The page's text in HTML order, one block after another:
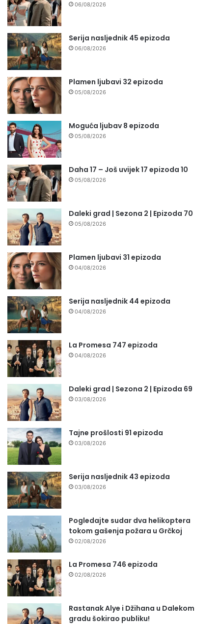
06/08/2026
Serija nasljednik 45 epizoda
06/08/2026
Plamen ljubavi 32 epizoda
05/08/2026
Moguća ljubav 8 epizoda
05/08/2026
Daha 17 – Još uvijek 17 epizoda 10
05/08/2026
Daleki grad | Sezona 2 | Epizoda 70
05/08/2026
Plamen ljubavi 31 epizoda
04/08/2026
Serija nasljednik 44 epizoda
04/08/2026
La Promesa 747 epizoda
04/08/2026
Daleki grad | Sezona 2 | Epizoda 69
03/08/2026
Tajne prošlosti 91 epizoda
03/08/2026
Serija nasljednik 43 epizoda
03/08/2026
Pogledajte sudar dva helikoptera
tokom gašenja požara u Grčkoj
02/08/2026
La Promesa 746 epizoda
02/08/2026
Rastanak Alye i Džihana u Dalekom
gradu šokirao publiku!